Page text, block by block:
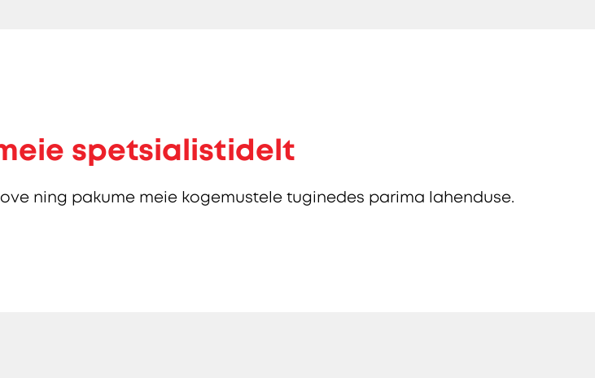
spetsialistidelt
ning pakume meie kogemustele tuginedes parima lahenduse.